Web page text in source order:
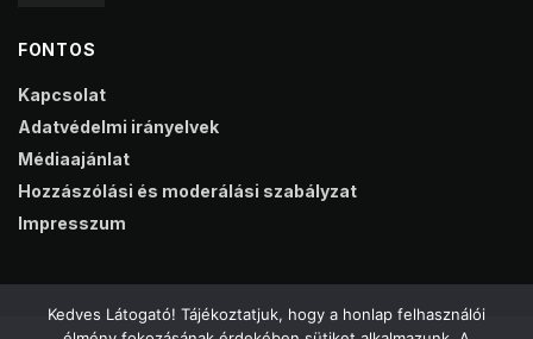
FONTOS
Kapcsolat
Adatvédelmi irányelvek
Médiaajánlat
Hozzászólási és moderálási szabályzat
Impresszum
Kedves Látogató! Tájékoztatjuk, hogy a honlap felhasználói